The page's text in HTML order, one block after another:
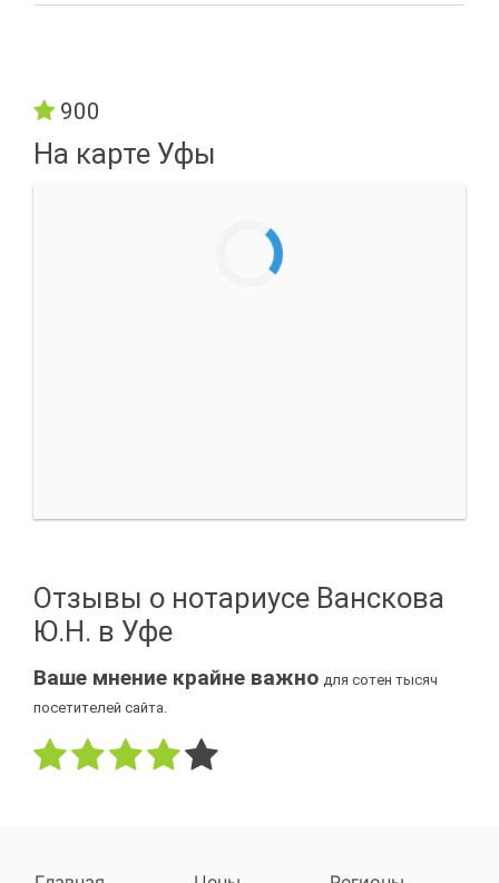
900
На карте Уфы
Отзывы о нотариусе Ванскова
Ю.Н. в Уфе
Ваше мнение крайне важно для сотен тысяч
посетителей сайта.